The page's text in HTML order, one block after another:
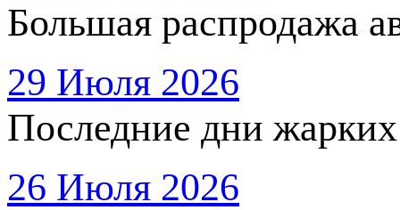
Большая распродажа
29 Июля 2026
Последние дни
26 Июля 2026